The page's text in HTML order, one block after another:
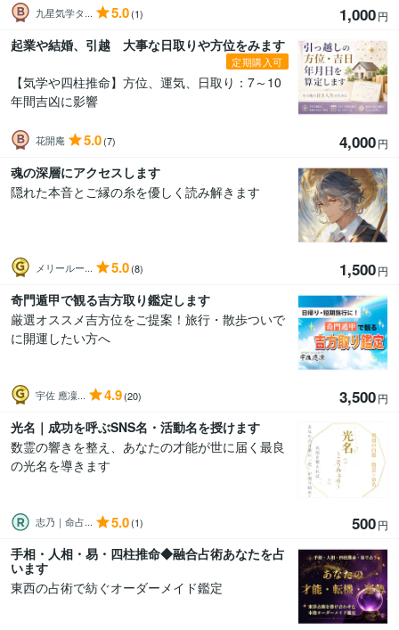
九星気学タ... 5.0(1) 1,000円
起業や結婚、引越 大事な日取りや方位をみます
定期購入可
【気学や四柱推命】方位、運気、日取り：7～10
年間吉凶に影響
花開庵 5.0(7) 4,000円
魂の深層にアクセスします
隠れた本音とご縁の糸を優しく読み解きます
メリールー... 5.0(8) 1,500円
奇門遁甲で観る吉方取り鑑定します
厳選オススメ吉方位をご提案！旅行・散歩ついで
に開運したい方へ
宇佐 應凜... 4.9(20) 3,500円
光名｜成功を呼ぶSNS名・活動名を授けます
数霊の響きを整え、あなたの才能が世に届く最良
の光名を導きます
志乃｜命占... 5.0(1) 500円
手相・人相・易・四柱推命◆融合占術あなたを占
います
東西の占術で紡ぐオーダーメイド鑑定